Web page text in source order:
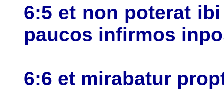
6:5 et non poterat
paucos infirmos
6:6 et mirabatur